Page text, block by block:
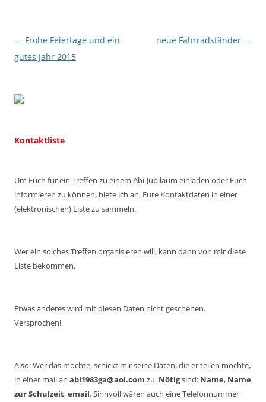
Beitragsnavigation
← Frohe Feiertage und ein
gutes Jahr 2015
neue Fahrradständer →
Kontaktliste
Um Euch für ein Treffen zu einem Abi-Jubiläum einladen oder Euch
informieren zu können, biete ich an, Eure Kontaktdaten in einer
(elektronischen) Liste zu sammeln.
Wer ein solches Treffen organisieren will, kann dann von mir diese
Liste bekommen.
Etwas anderes wird mit diesen Daten nicht geschehen.
Versprochen!
Also: Wer das möchte, schickt mir seine Daten, die er teilen möchte,
in einer mail an abi1983ga@aol.com zu. Nötigsind: Name, Name
zur Schulzeit,email. Sinnvoll wären auch eine Telefonnummer